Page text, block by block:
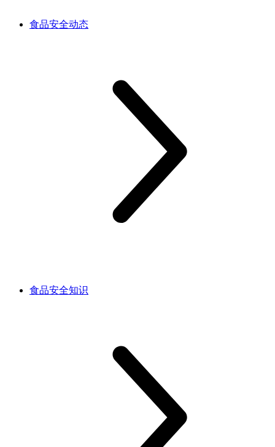
食品安全动态
食品安全知识